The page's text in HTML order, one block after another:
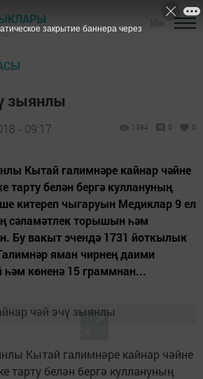
зыянлы
- 09:17 1394 0 0
Кытай галимнәре кайнар чәйне
тарту белән бергә куллануның
китереп чыгаруын Медиклар 9 ел
сәламәтлек торышын һәм
Бу вакыт эчендә 1731 йоткылык
яман чирнең даими
һәм көненә 15 граммнан...
Кытай галимнәре кайнар чәйне
тарту белән бергә куллануның
закрытие баннера через